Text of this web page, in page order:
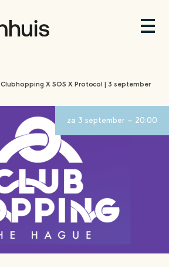
Clubhopping X SOS X Protocol | 3 september
za 3 september - 20:00